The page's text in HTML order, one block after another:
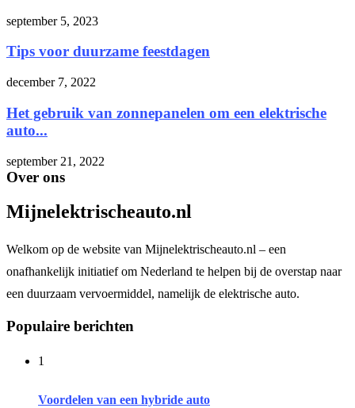
september 5, 2023
Tips voor duurzame feestdagen
december 7, 2022
Het gebruik van zonnepanelen om een elektrische
auto...
september 21, 2022
Over ons
Mijnelektrischeauto.nl
Welkom op de website van Mijnelektrischeauto.nl – een
onafhankelijk initiatief om Nederland te helpen bij de overstap naar
een duurzaam vervoermiddel, namelijk de elektrische auto.
Populaire berichten
1
Voordelen van een hybride auto